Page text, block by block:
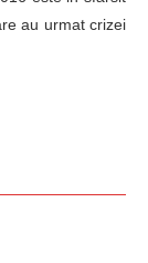
au urmat crizei